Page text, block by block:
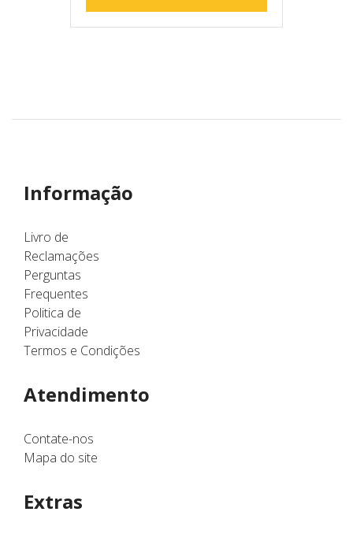
Informação
Livro de
Reclamações
Perguntas
Frequentes
Politica de
Privacidade
Termos e Condições
Atendimento
Contate-nos
Mapa do site
Extras